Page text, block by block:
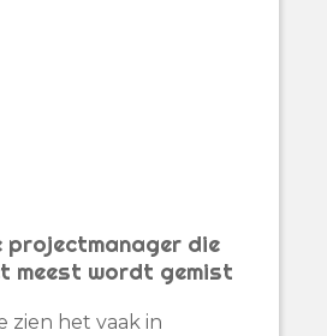
projectmanager die
meest wordt gemist
zien het vaak in